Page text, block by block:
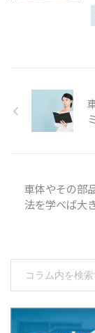
車体やその部
法を学べば大